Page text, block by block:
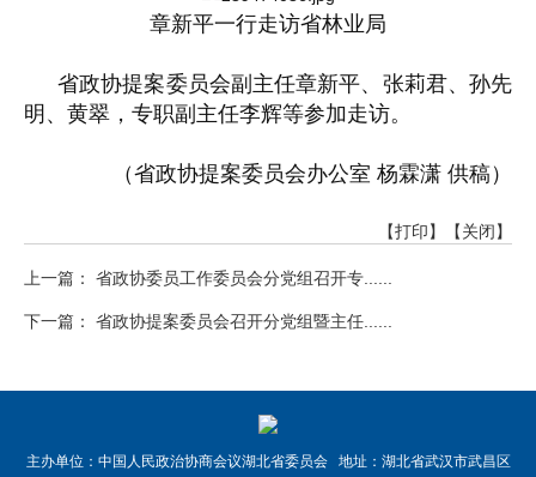
章新平一行走访省林业局
省政协提案委员会副主任章新平、张莉君、孙先
明、黄翠，专职副主任李辉等参加走访。
（省政协提案委员会办公室 杨霖潇 供稿）
【打印】 【关闭】
上一篇： 省政协委员工作委员会分党组召开专......
下一篇： 省政协提案委员会召开分党组暨主任......
主办单位：中国人民政治协商会议湖北省委员会 地址：湖北省武汉市武昌区